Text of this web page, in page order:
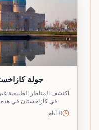
جولة كازاخستان
اكتشف المناظر الطبيعية غير
في كازاخستان في هذه
8 أيام